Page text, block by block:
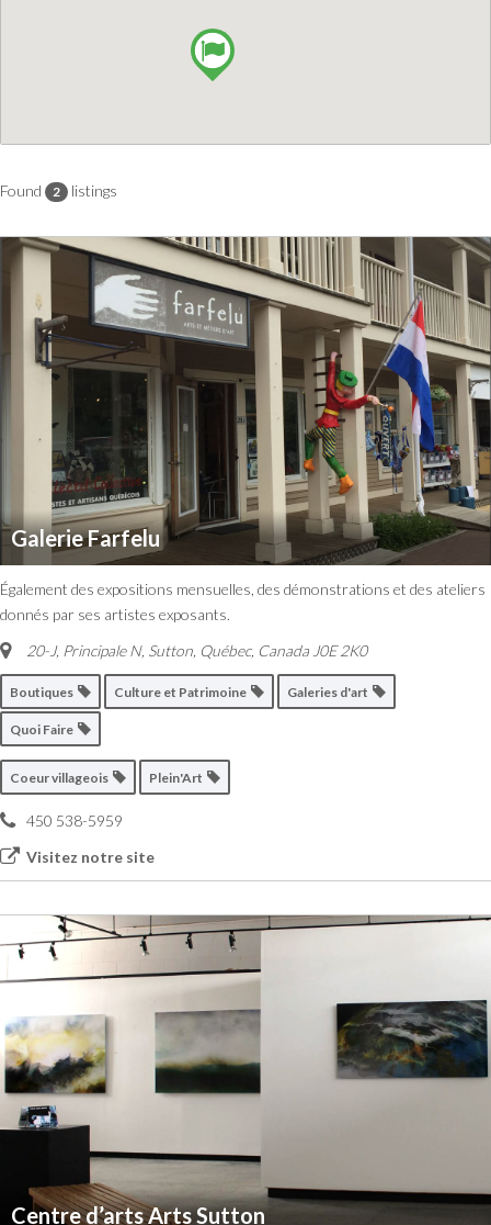
Found 2 listings
Galerie Farfelu
Également des expositions mensuelles, des démonstrations et des ateliers
donnés par ses artistes exposants.
20-J, Principale N, Sutton Québec, Canada J0E 2K0
Boutiques Culture et Patrimoine Galeries d'art
Quoi Faire
Coeur villageois Plein'Art
450 538-5959
Visitez notre site
Centre d’arts Arts Sutton